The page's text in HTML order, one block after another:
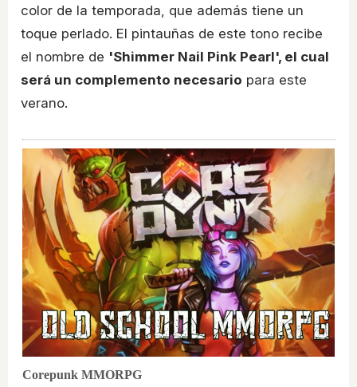
color de la temporada, que además tiene un
toque perlado. El pintauñas de este tono recibe
el nombre de 'Shimmer Nail Pink Pearl', el cual
será un complemento necesario para este
verano.
Corepunk MMORPG